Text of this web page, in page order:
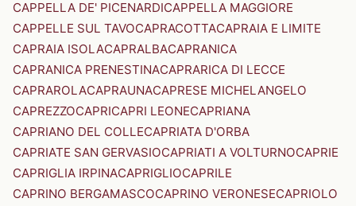
CAPPELLA DE' PICENARDICAPPELLA MAGGIORE
CAPPELLE SUL TAVOCAPRACOTTACAPRAIA E LIMITE
CAPRAIA ISOLACAPRALBACAPRANICA
CAPRANICA PRENESTINACAPRARICA DI LECCE
CAPRAROLACAPRAUNACAPRESE MICHELANGELO
CAPREZZOCAPRICAPRI LEONECAPRIANA
CAPRIANO DEL COLLECAPRIATA D'ORBA
CAPRIATE SAN GERVASIOCAPRIATI A VOLTURNOCAPRIE
CAPRIGLIA IRPINACAPRIGLIOCAPRILE
CAPRINO BERGAMASCOCAPRINO VERONESECAPRIOLO